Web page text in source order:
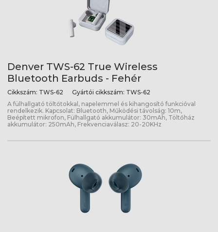
Denver TWS-62 True Wireless
Bluetooth Earbuds - Fehér
Cikkszám: TWS-62 Gyártói cikkszám: TWS-62
A fülhallgató töltőtokkal, napelemmel és kihangosító funkcióval
rendelkezik. Kapcsolat: Bluetooth, Működési távolság: 10m,
Beépített mikrofon, Fülhallgató akkumulátor: 30mAh, Töltőház
akkumulátor: 250mAh, Frekvenciaválasz: 20-20KHz